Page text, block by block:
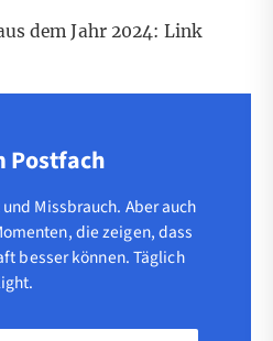
dem Jahr 2024: Link
Postfach
Missbrauch. Aber auch
die zeigen, dass
besser können. Täglich